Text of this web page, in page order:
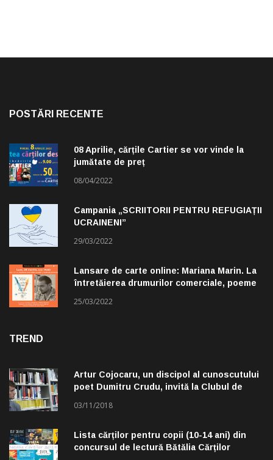
POSTĂRI RECENTE
08 Aprilie, cărțile Cartier se vor vinde la
jumătate de preț
08/04/2022
Campania „SCRIITORII PENTRU REFUGIAȚII
UCRAINENI”
29/03/2022
Lansare de carte online: Mariana Marin. La
întretăierea drumurilor comerciale, poeme
25/03/2022
TREND
Artur Cojocaru, un discipol al cunoscutului
poet Dumitru Crudu, invită la Clubul de
03/11/2018
Lista cărților pentru copii (10-14 ani) din
concursul de lectură Bătălia Cărților